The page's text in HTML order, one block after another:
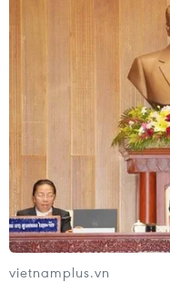
Đà Nẵng: Sóng cuốn
Nghê, 3 người mất
Vượt lên di chứng
chàng trai Đồng
cuộc đời
08/08/2026 06:00
vietnamplus.vn